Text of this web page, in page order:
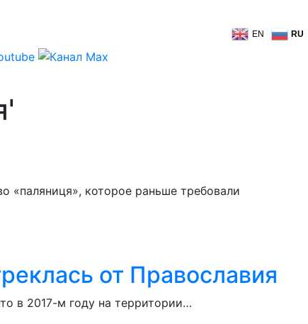
EN RU
«паляниця», которое раньше требовали
от Православия
в 2017-м году на территории…